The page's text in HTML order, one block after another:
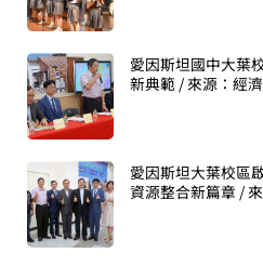
愛因斯坦國中大葉
新典範 / 來源：經
愛因斯坦大葉校區
資源整合新篇章 /